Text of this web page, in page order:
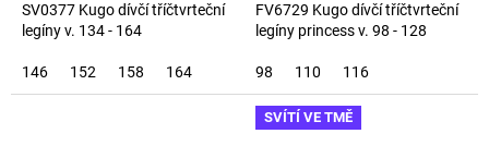
SV0377 Kugo dívčí tříčtvrteční
legíny v. 134 - 164
146 152 158 164
FV6729 Kugo dívčí tříčtvrteční
legíny princess v. 98 - 128
98 110 116
SVÍTÍ VE TMĚ